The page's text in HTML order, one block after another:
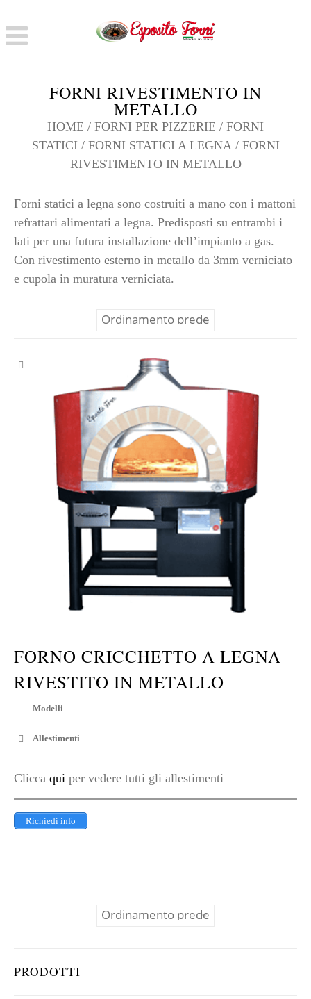
FORNI RIVESTIMENTO IN
METALLO
HOME / FORNI PER PIZZERIE / FORNI
STATICI/ FORNI STATICI A LEGNA/ FORNI
RIVESTIMENTO IN METALLO
PRODOTTI
Forni statici a legna sono costruiti a mano con i mattoni
refrattari alimentati a legna. Predisposti su entrambi i
lati per una futura installazione dell’impianto a gas.
Con rivestimento esterno in metallo da 3mm verniciato
e cupola in muratura verniciata.
FORNO CRICCHETTO A LEGNA
RIVESTITO IN METALLO
Modelli
Allestimenti
Clicca qui per vedere tutti gli allestimenti
Richiedi info